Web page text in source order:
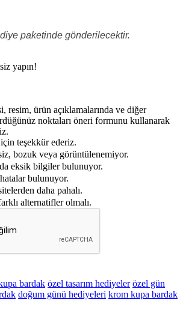
paketinde gönderilecektir.
yapın!
resim, ürün açıklamalarında ve diğer
noktaları öneri formunu kullanarak
teşekkür ederiz.
bozuk veya görüntülenemiyor.
eksik bilgiler bulunuyor.
bulunuyor.
daha pahalı.
alternatifler olmalı.
bardak özel tasarım hediyeler özel gün
doğum günü hediyeleri krom kupa bardak